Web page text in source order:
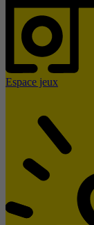
Espace jeux